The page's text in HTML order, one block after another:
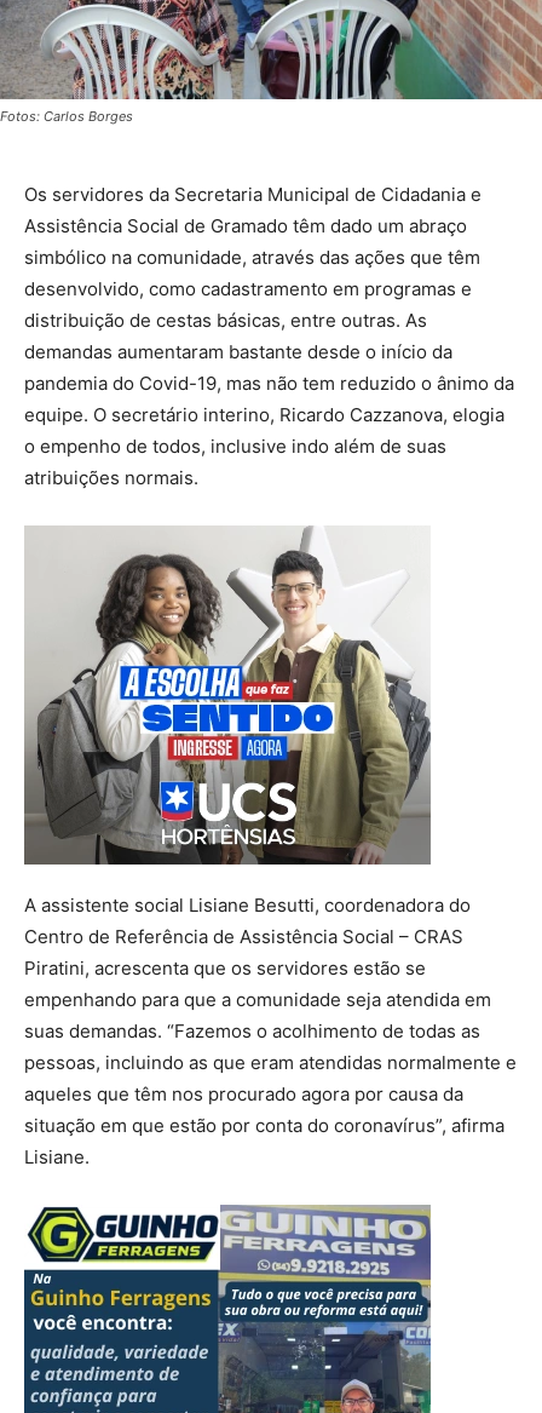
Fotos: Carlos Borges
Os servidores da Secretaria Municipal de Cidadania e
Assistência Social de Gramado têm dado um abraço
simbólico na comunidade, através das ações que têm
desenvolvido, como cadastramento em programas e
distribuição de cestas básicas, entre outras. As
demandas aumentaram bastante desde o início da
pandemia do Covid-19, mas não tem reduzido o ânimo da
equipe. O secretário interino, Ricardo Cazzanova, elogia
o empenho de todos, inclusive indo além de suas
atribuições normais.
A assistente social Lisiane Besutti, coordenadora do
Centro de Referência de Assistência Social – CRAS
Piratini, acrescenta que os servidores estão se
empenhando para que a comunidade seja atendida em
suas demandas. “Fazemos o acolhimento de todas as
pessoas, incluindo as que eram atendidas normalmente e
aqueles que têm nos procurado agora por causa da
situação em que estão por conta do coronavírus”, afirma
Lisiane.